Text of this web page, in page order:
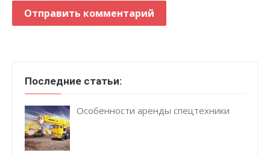
Последние статьи:
Особенности аренды спецтехники